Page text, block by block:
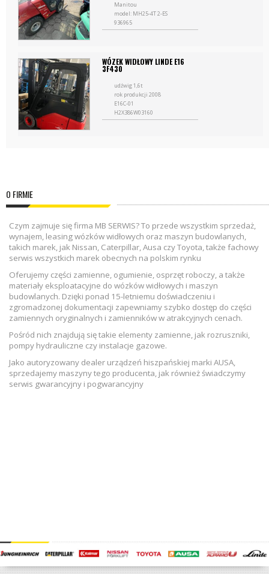
Manitou
model: MH25-4T 2-ES
936965
udźwig: 2500kg
WÓZEK WIDŁOWY LINDE E16
3F430
udźwig 1,6t
rok produkcji 2008
E16C-01
H2X386W03160
O FIRMIE
Czym zajmuje się firma MB SERWIS? To przede wszystkim sprzedaż,
wynajem, leasing wózków widłowych oraz maszyn budowlanych,
takich marek, jak Nissan, Caterpillar, Ausa czy Toyota, także fachowy
serwis wszystkich marek obecnych na polskim rynku
Oferujemy części zamienne, ogumienie, osprzęt roboczy, a także
materiały eksploatacyjne do wózków widłowych i maszyn
budowlanych. Dzięki ponad 15-letniemu doświadczeniu i
zgromadzonej dokumentacji zapewniamy szybko dostęp do części
zamiennych oryginalnych i zamienników w atrakcyjnych cenach.
Pośród nich znajdują się takie elementy zamienne, jak rozruszniki,
pompy hydrauliczne czy instalacje gazowe.
Jako autoryzowany dealer urządzeń hiszpańskiej marki AUSA,
sprzedajemy maszyny tego producenta, jak również świadczymy
serwis gwarancyjny i pogwarancyjny